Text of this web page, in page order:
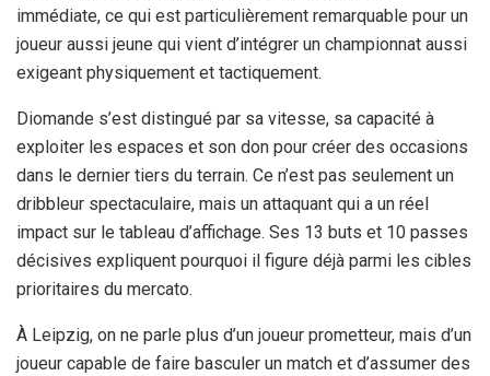
immédiate, ce qui est particulièrement remarquable pour un
joueur aussi jeune qui vient d’intégrer un championnat aussi
exigeant physiquement et tactiquement.
Diomande s’est distingué par sa vitesse, sa capacité à
exploiter les espaces et son don pour créer des occasions
dans le dernier tiers du terrain. Ce n’est pas seulement un
dribbleur spectaculaire, mais un attaquant qui a un réel
impact sur le tableau d’affichage. Ses 13 buts et 10 passes
décisives expliquent pourquoi il figure déjà parmi les cibles
prioritaires du mercato.
À Leipzig, on ne parle plus d’un joueur prometteur, mais d’un
joueur capable de faire basculer un match et d’assumer des